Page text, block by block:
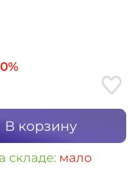
В корзину
складе: мало